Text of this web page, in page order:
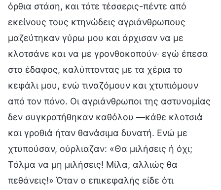
όρθια στάση, και τότε τέσσερις-πέντε από
εκείνους τους κτηνώδεις αγριάνθρωπους
μαζεύτηκαν γύρω μου και άρχισαν να με
κλοτσάνε και να με γρονθοκοπούν‧ εγώ έπεσα
στο έδαφος, καλύπτοντας με τα χέρια το
κεφάλι μου, ενώ τιναζόμουν και χτυπιόμουν
από τον πόνο. Οι αγριάνθρωποι της αστυνομίας
δεν συγκρατήθηκαν καθόλου —κάθε κλοτσιά
και γροθιά ήταν θανάσιμα δυνατή. Ενώ με
χτυπούσαν, ούρλιαζαν: «Θα μιλήσεις ή όχι;
Τόλμα να μη μιλήσεις! Μίλα, αλλιώς θα
πεθάνεις!» Όταν ο επικεφαλής είδε ότι